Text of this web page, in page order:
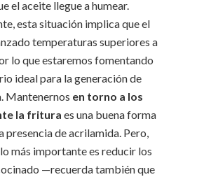
el aceite llegue a humear.
esta situación implica que el
temperaturas superiores a
lo que estaremos fomentando
ideal para la generación de
Mantenernos en torno a los
la fritura es una buena forma
presencia de acrilamida. Pero,
más importante es reducir los
—recuerda también que